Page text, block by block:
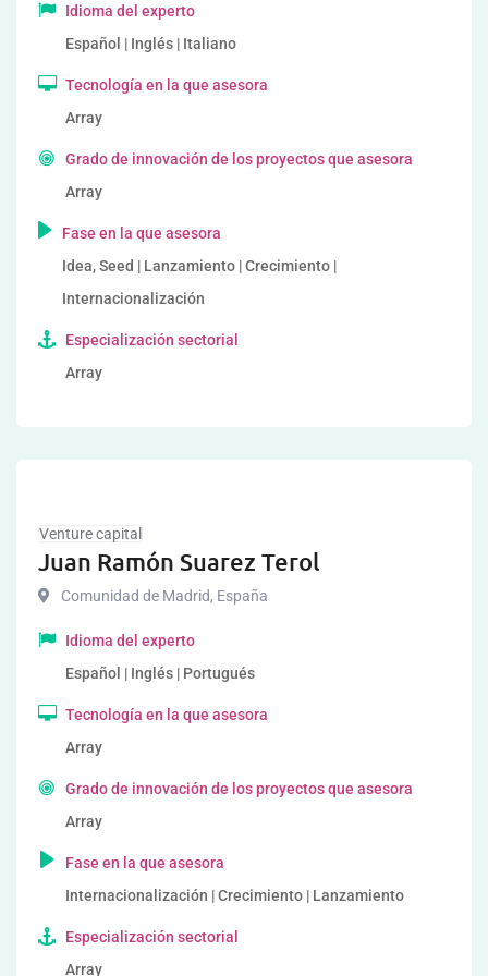
Idioma del experto
Español | Inglés | Italiano
Tecnología en la que asesora
Array
Grado de innovación de los proyectos que asesora
Array
Fase en la que asesora
Idea, Seed | Lanzamiento | Crecimiento |
Internacionalización
Especialización sectorial
Array
Venture capital
Juan Ramón Suarez Terol
Comunidad de Madrid, España
Idioma del experto
Español | Inglés | Portugués
Tecnología en la que asesora
Array
Grado de innovación de los proyectos que asesora
Array
Fase en la que asesora
Internacionalización | Crecimiento | Lanzamiento
Especialización sectorial
Array